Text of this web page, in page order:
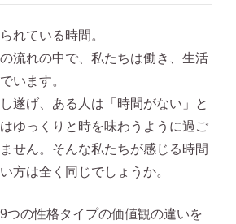
れている時間。
流れの中で、私たちは働き、生活
います。
遂げ、ある人は「時間がない」と
ゆっくりと時を味わうように過ご
せん。そんな私たちが感じる時間
方は全く同じでしょうか。
つの性格タイプの価値観の違いを